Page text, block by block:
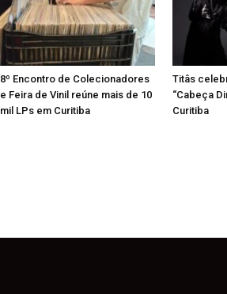
8º Encontro de Colecionadores
e Feira de Vinil reúne mais de 10
mil LPs em Curitiba
Titâs
“Cabeça
Curitiba